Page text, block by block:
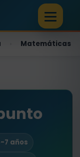
Matemáticas
7 años